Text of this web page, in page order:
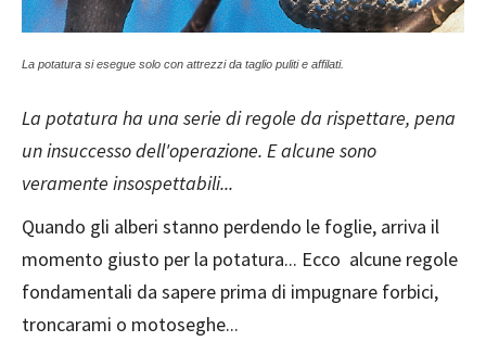
La potatura si esegue solo con attrezzi da taglio puliti e affilati.
La potatura ha una serie di regole da rispettare, pena
un insuccesso dell'operazione. E alcune sono
veramente insospettabili...
Quando gli alberi stanno perdendo le foglie, arriva il
momento giusto per la potatura... Ecco alcune regole
fondamentali da sapere prima di impugnare forbici,
troncarami o motoseghe...